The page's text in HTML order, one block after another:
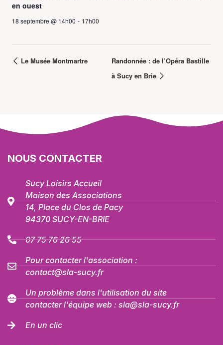
en ouest
18 septembre @ 14h00 - 17h00
Le Musée Montmartre
Randonnée : de l’Opéra Bastille
à Sucy en Brie
NOUS CONTACTER
Sucy Loisirs Accueil
Maison des Associations
14, Place du Clos de Pacy
94370 SUCY-EN-BRIE
07 75 76 26 55
Pour contacter l'association :
contact@sla-sucy.fr
Un problème dans l'utilisation du site
contacter l'équipe web : sla@sla-sucy.fr
En un clic